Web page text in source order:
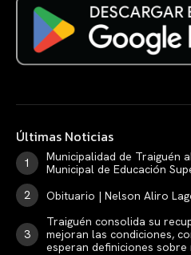
Últimas Noticias
Municipalidad de Traiguén
Municipal de Educación
Obituario | Nelson Aliro
Traiguén consolida su
mejoran las condiciones,
esperan definiciones